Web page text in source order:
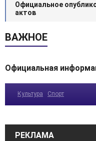
Официальное
актов
ВАЖНОЕ
Официальная
Культура Спорт
РЕКЛАМА